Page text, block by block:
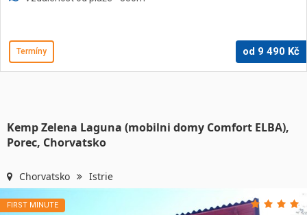
Termíny od 9 490 Kč
Kemp Zelena Laguna (mobilni domy Comfort ELBA),
Porec, Chorvatsko
Chorvatsko Istrie
FIRST MINUTE